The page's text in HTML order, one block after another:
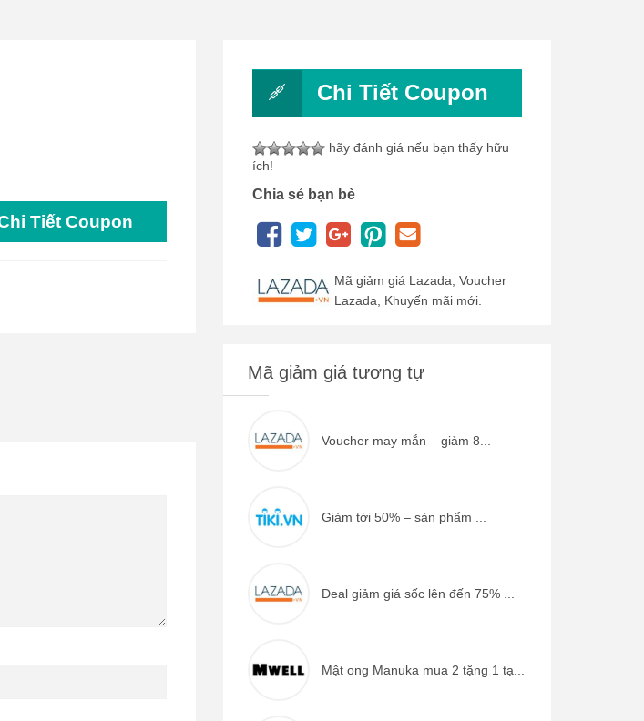
Tiết Coupon
Chi Tiết Coupon
hãy đánh giá nếu bạn thấy hữu
ích!
Chia sẻ bạn bè
Mã giảm giá Lazada, Voucher
Lazada, Khuyến mãi mới.
Mã giảm giá tương tự
Voucher may mắn – giảm 8...
Giảm tới 50% – sản phẩm ...
Deal giảm giá sốc lên đến 75% ...
Mật ong Manuka mua 2 tặng 1 tạ...